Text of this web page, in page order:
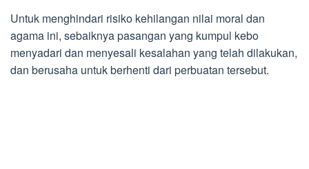
Untuk menghindari risiko kehilangan nilai moral dan
agama ini, sebaiknya pasangan yang kumpul kebo
menyadari dan menyesali kesalahan yang telah dilakukan,
dan berusaha untuk berhenti dari perbuatan tersebut.